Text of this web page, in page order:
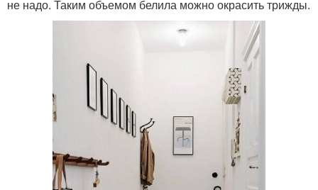
не надо. Таким объемом белила можно окрасить трижды.